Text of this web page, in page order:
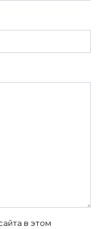
в этом